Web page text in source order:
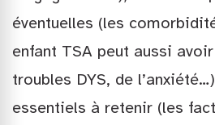
éventuelles (les
enfant TSA peut aussi
troubles DYS, de
essentiels à retenir (les